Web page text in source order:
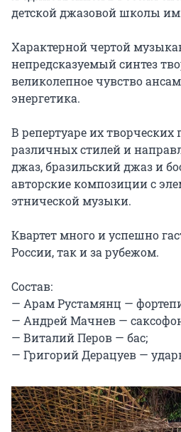
детской джазовой школы
Характерной чертой
непредсказуемый синтез
великолепное чувство
энергетика.
В репертуаре их
различных стилей и
джаз, бразильский джаз и
авторские композиции с
этнической музыки.
Квартет много и успешно
России, так и за рубежом.
Состав:
— Арам Рустамянц —
— Андрей Мачнев —
— Виталий Перов — бас;
— Григорий Дерацуев —